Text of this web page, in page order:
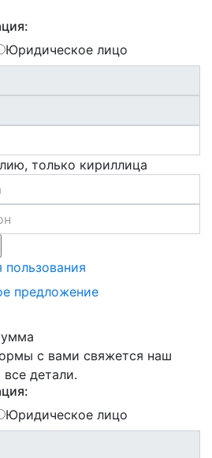
Юридическое лицо
только кириллица
пользования
предложение
с вами свяжется наш
детали.
Юридическое лицо